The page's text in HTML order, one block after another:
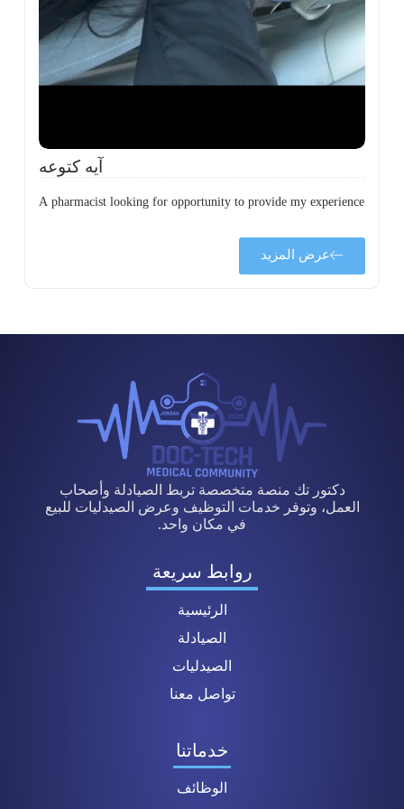
آيه كتوعه
A pharmacist looking for opportunity to provide my experience
عرض المزيد
دكتور تك منصة متخصصة تربط الصيادلة وأصحاب
العمل، وتوفر خدمات التوظيف وعرض الصيدليات للبيع
في مكان واحد.
روابط سريعة
الرئيسية
الصيادلة
الصيدليات
تواصل معنا
خدماتنا
الوظائف